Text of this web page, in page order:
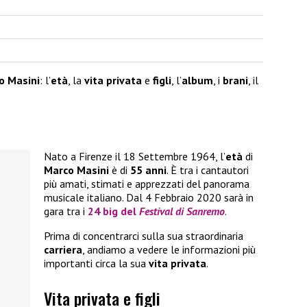
Masini: l’età, la vita privata e figli, l’album, i brani, il
Nato a Firenze il 18 Settembre 1964, l’età di
Marco Masini è di 55 anni. È tra i cantautori
più amati, stimati e apprezzati del panorama
musicale italiano. Dal 4 Febbraio 2020 sarà in
gara tra i 24 big del Festival di Sanremo.
Prima di concentrarci sulla sua straordinaria
carriera, andiamo a vedere le informazioni più
importanti circa la sua vita privata.
Vita privata e figli